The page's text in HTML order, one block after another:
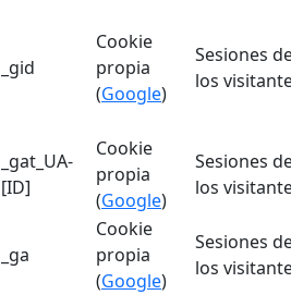
_gid
Cookie
propia
(Google)
Sesiones
los
_gat_UA-
[ID]
Cookie
propia
(Google)
Sesiones
los
_ga
Cookie
propia
(Google)
Sesiones
los